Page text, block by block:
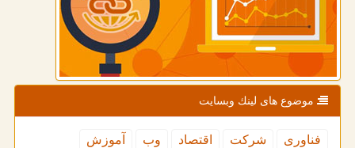
موضوع های لینك وبسایت
فناوری شركت اقتصاد وب
آموزش